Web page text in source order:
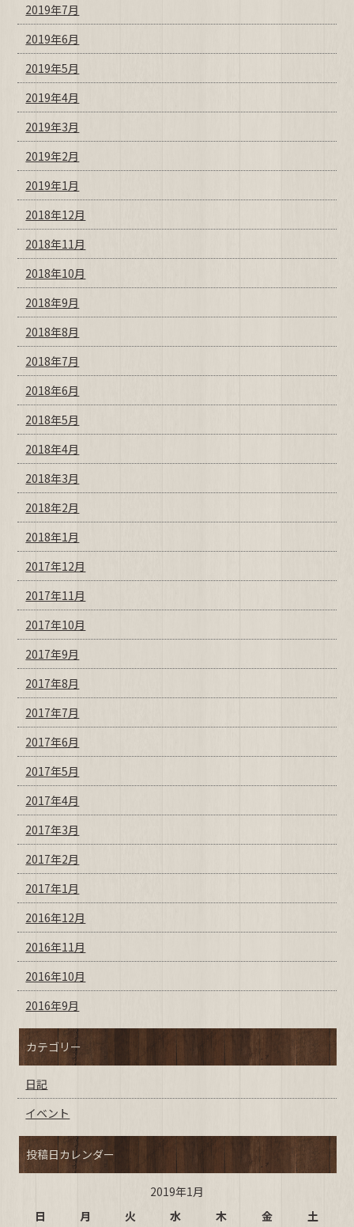
2019年7月
2019年6月
2019年5月
2019年4月
2019年3月
2019年2月
2019年1月
2018年12月
2018年11月
2018年10月
2018年9月
2018年8月
2018年7月
2018年6月
2018年5月
2018年4月
2018年3月
2018年2月
2018年1月
2017年12月
2017年11月
2017年10月
2017年9月
2017年8月
2017年7月
2017年6月
2017年5月
2017年4月
2017年3月
2017年2月
2017年1月
2016年12月
2016年11月
2016年10月
2016年9月
カテゴリー
日記
イベント
投稿日カレンダー
2019年1月
日
月 火 水 木 金 土